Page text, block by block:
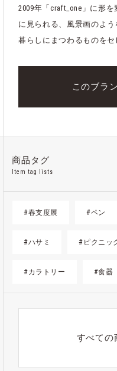
2009年「craft_one」に形
に見られる、風景画のよ
暮らしにまつわるものをセ
このブラ
商品タグ
Item tag lists
#春支度展 #ペン
#ハサミ #ピクニッ
#カラトリー #食器
すべての